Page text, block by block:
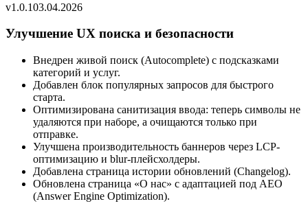
v1.0.103.04.2026
Улучшение UX поиска и безопасности
Внедрен живой поиск (Autocomplete) с подсказками
категорий и услуг.
Добавлен блок популярных запросов для быстрого
старта.
Оптимизирована санитизация ввода: теперь символы не
удаляются при наборе, а очищаются только при
отправке.
Улучшена производительность баннеров через LCP-
оптимизацию и blur-плейсхолдеры.
Добавлена страница истории обновлений (Changelog).
Обновлена страница «О нас» с адаптацией под AEO
(Answer Engine Optimization).